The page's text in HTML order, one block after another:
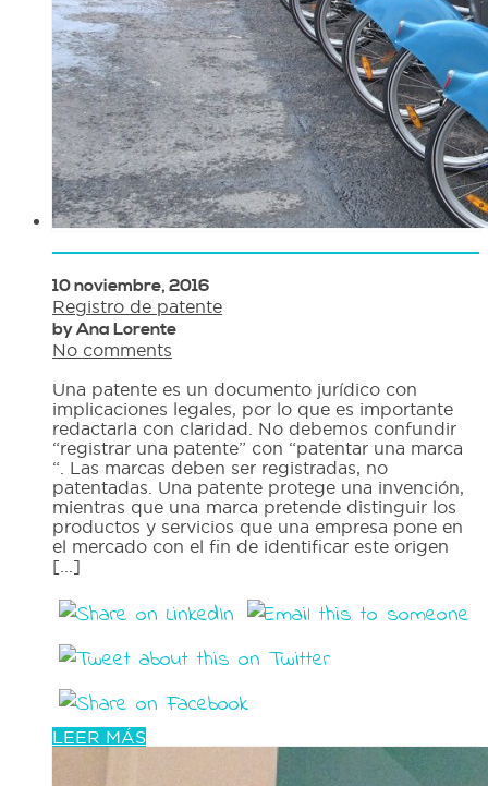
10 noviembre, 2016
Registro de patente
by Ana Lorente
No comments
Una patente es un documento jurídico con
implicaciones legales, por lo que es importante
redactarla con claridad. No debemos confundir
“registrar una patente” con “patentar una marca
“. Las marcas deben ser registradas, no
patentadas. Una patente protege una invención,
mientras que una marca pretende distinguir los
productos y servicios que una empresa pone en
el mercado con el fin de identificar este origen
[...]
LEER MÁS